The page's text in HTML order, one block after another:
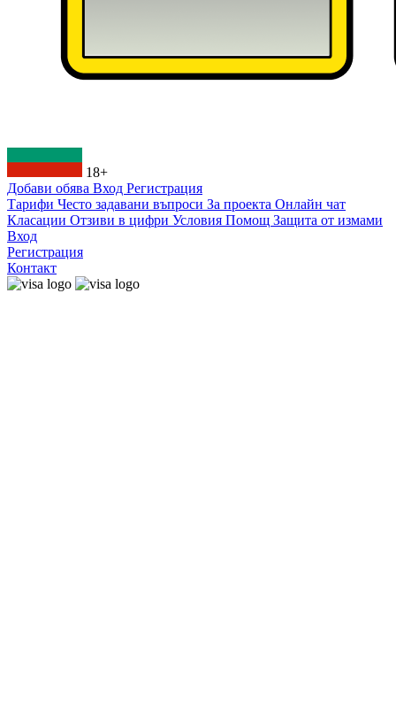
18+
Добави обява Вход Регистрация
Тарифи Често задавани въпроси За проекта Онлайн чат
Класации Отзиви в цифри Условия Помощ Защита от измами
Вход
Регистрация
Контакт